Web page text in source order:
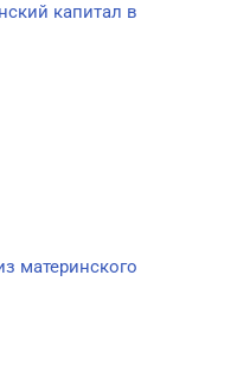
капитал в
материнского